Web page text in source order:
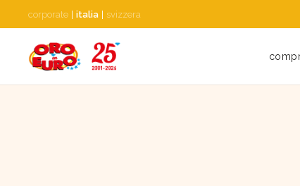
corporate italia svizzera